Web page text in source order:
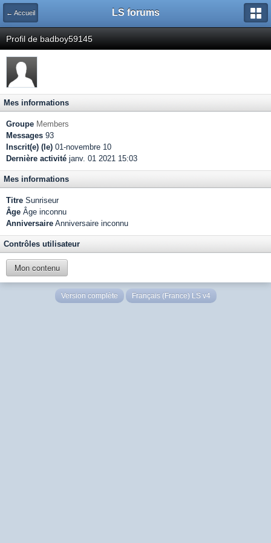
← Accueil LS forums
Profil de badboy59145
Mes informations
Groupe Members
Messages 93
Inscrit(e) (le) 01-novembre 10
Dernière activité janv. 01 2021 15:03
Mes informations
Titre Sunriseur
Âge Âge inconnu
Anniversaire Anniversaire inconnu
Contrôles utilisateur
Mon contenu
Version complète Français (France) LS v4